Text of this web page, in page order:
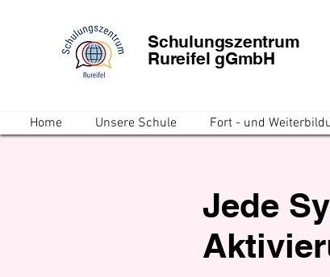
Schulungszentrum
Rureifel gGmbH
Home Unsere Schule Fort - und
Jede